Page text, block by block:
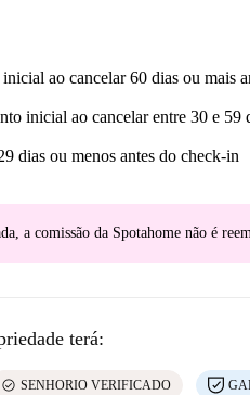
inicial ao cancelar 60 dias ou mais
inicial ao cancelar entre 30 e 59
dias ou menos antes do check-in
a comissão da Spotahome não é
terá:
check_circle SENHORIO VERIFICADO